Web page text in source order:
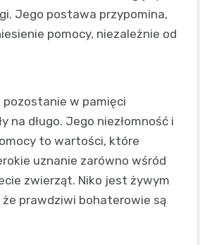
Jego postawa przypomina,
pomocy, niezależnie od
pozostanie w pamięci
na długo. Jego niezłomność i
to wartości, które
uznanie zarówno wśród
zwierząt. Niko jest żywym
prawdziwi bohaterowie są